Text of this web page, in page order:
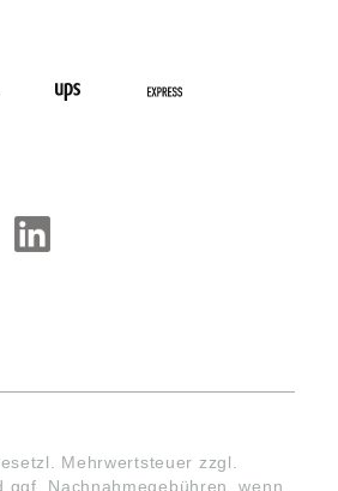
Mehrwertsteuer zzgl.
ggf. Nachnahmegebühren, wenn